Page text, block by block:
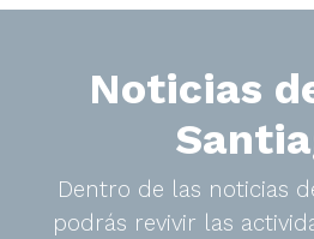
Noticias
Dentro de las noticias
podrás revivir las